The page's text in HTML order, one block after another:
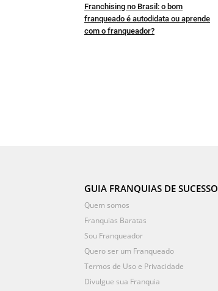
Franchising no Brasil: o bom
franqueado é autodidata ou aprende
com o franqueador?
GUIA FRANQUIAS DE SUCESSO
Quem somos
Franquias Baratas
Sou Franqueador
Quero ser um Franqueado
Termos de Uso e Privacidade
Divulgue sua Franquia